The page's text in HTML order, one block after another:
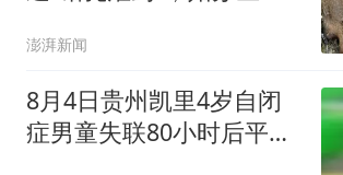
宜
澎湃新闻
8月4日贵州凯里4岁自闭
症男童失联80小时后平安